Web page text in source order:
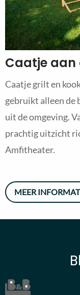
Caatje aan
Caatje grilt en
gebruikt alleen de
uit de omgeving.
prachtig uitzicht
Amfitheater.
MEER